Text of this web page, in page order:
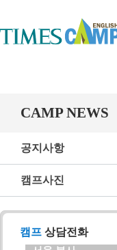
CAMP NEWS
공지사항
캠프사진
캠프 상담전화